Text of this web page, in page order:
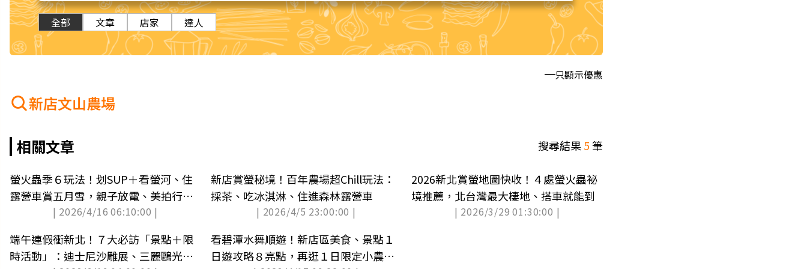
全部 文章 店家 達人
只顯示優惠
新店文山農場
相關文章 搜尋結果5筆
螢火蟲季６玩法！划SUP＋看螢河、住
露營車賞五月雪，親子放電、美拍行程
| 2026/4/16 06:10:00 |
新店賞螢秘境！百年農場超Chill玩法：
採茶、吃冰淇淋、住進森林露營車
| 2026/4/5 23:00:00 |
2026新北賞螢地圖快收！４處螢火蟲祕
境推薦，北台灣最大棲地、搭車就能到
| 2026/3/29 01:30:00 |
端午連假衝新北！７大必訪「景點＋限
時活動」：迪士尼沙雕展、三麗鷗光雕
看碧潭水舞順遊！新店區美食、景點１
日遊攻略８亮點，再逛１日限定小農市